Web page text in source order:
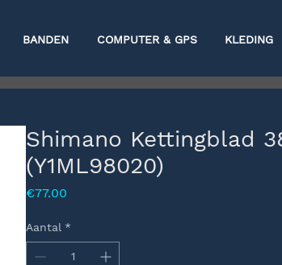
BANDEN COMPUTER & GPS KLEDING
Shimano Kettingblad
(Y1ML98020)
€77.00
Aantal *